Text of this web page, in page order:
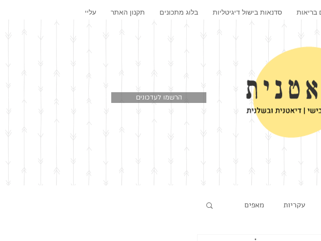
בריאות סדנאות בישול דיגיטליות בלוג מתכונים תקנון האתר עליי
הרשמו לעדכונים
עקריות מאפים